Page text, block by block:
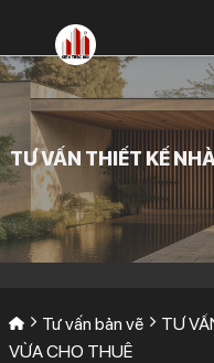
nội
dung
TƯ VẤN THIẾT KẾ
Tư vấn bản vẽ
TƯ
VỪA CHO THUÊ